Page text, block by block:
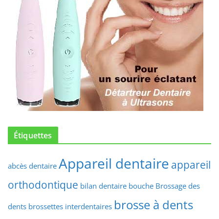
Étiquettes
abcès dentaire Appareil dentaire appareil
orthodontique bilan dentaire bouche Brossage des
dents brossettes interdentaires brosse à dents